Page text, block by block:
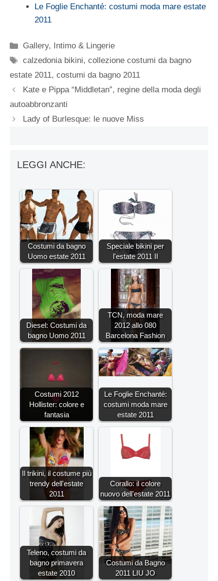
Le Foglie Enchanté: costumi moda mare estate
2011
Categorie
Gallery,
Intimo & Lingerie
Tag
calzedonia bikini,collezione costumi da bagno
estate 2011, costumi da bagno 2011
Kate e Pippa “Middletan”, regine della moda degli
autoabbronzanti
Lady of Burlesque: le nuove Miss
LEGGI ANCHE:
Costumi da bagno
Uomo estate 2011
Speciale bikini per
l'estate 2011 II
Diesel: Costumi da
bagno Uomo 2011
TCN, moda mare
2012 allo 080
Barcelona Fashion
Costumi 2012
Hollister: colore e
fantasia
Le Foglie Enchanté:
costumi moda mare
estate 2011
Il trikini, il costume più
trendy dell'estate
2011
Corallo: il colore
nuovo dell'estate 2011
Teleno, costumi da
bagno primavera
estate 2010
Costumi da Bagno
2011 LIU JO